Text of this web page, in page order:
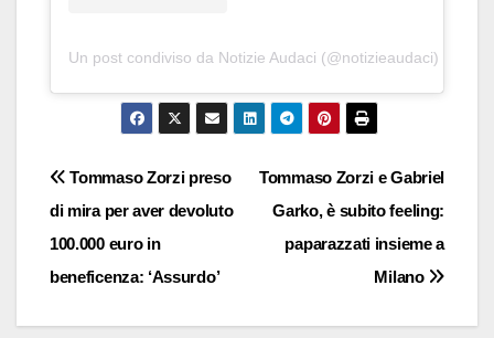
Un post condiviso da Notizie Audaci (@notizieaudaci)
Navigazione
articoli
Tommaso Zorzi e Gabriel
Garko, è subito feeling:
paparazzati insieme a
Milano
Tommaso Zorzi preso
di mira per aver devoluto
100.000 euro in
beneficenza: ‘Assurdo’